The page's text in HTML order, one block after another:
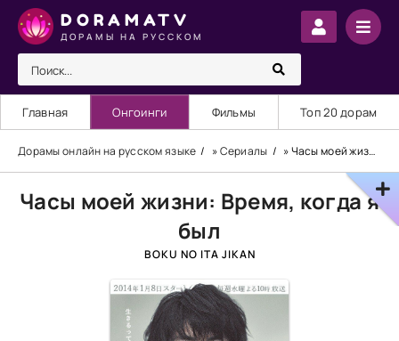
DORAMATV
ДОРАМЫ НА РУССКОМ
Главная Онгоинги Фильмы Топ 20 дорам
Дорамы онлайн на русском языке »Сериалы » Часы моей жизни: Время, когда я был
Часы моей жизни: Время, когда я
был
BOKU NO ITA JIKAN